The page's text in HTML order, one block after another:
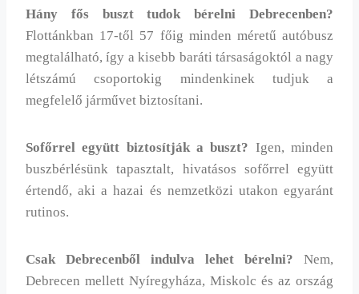
Hány fős buszt tudok bérelni Debrecenben?
Flottánkban 17-től 57 főig minden méretű autóbusz
megtalálható, így a kisebb baráti társaságoktól a nagy
létszámú csoportokig mindenkinek tudjuk a
megfelelő járművet biztosítani.
Sofőrrel együtt biztosítják a buszt? Igen, minden
buszbérlésünk tapasztalt, hivatásos sofőrrel együtt
értendő, aki a hazai és nemzetközi utakon egyaránt
rutinos.
Csak Debrecenből indulva lehet bérelni? Nem,
Debrecen mellett Nyíregyháza, Miskolc és az ország